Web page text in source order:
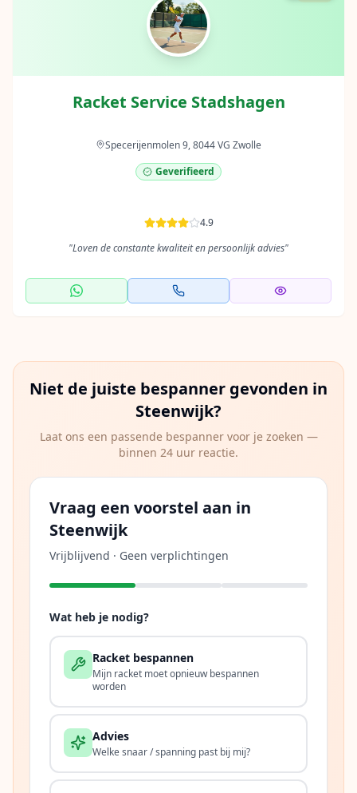
Racket Service Stadshagen
Specerijenmolen 9, 8044 VG Zwolle
Geverifieerd
4.9
"Loven de constante kwaliteit en persoonlijk advies"
Niet de juiste bespanner gevonden in
Steenwijk?
Laat ons een passende bespanner voor je zoeken —
binnen 24 uur reactie.
Vraag een voorstel aan in
Steenwijk
Vrijblijvend · Geen verplichtingen
Wat heb je nodig?
Racket bespannen
Mijn racket moet opnieuw bespannen
worden
Advies
Welke snaar / spanning past bij mij?